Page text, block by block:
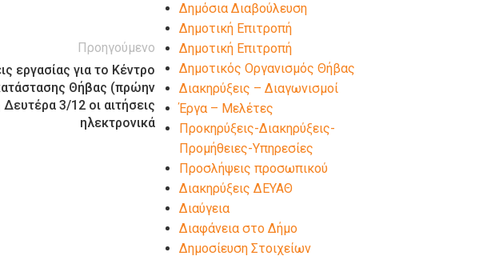
Προηγούμενο
εργασίας για το Κέντρο
Θήβας (πρώην
3/12 οι αιτήσεις
ηλεκτρονικά
Δημόσια Διαβούλευση
Δημοτική Επιτροπή
Δημοτική Επιτροπή
Δημοτικός Οργανισμός Θήβας
Διακηρύξεις – Διαγωνισμοί
Έργα – Μελέτες
Προκηρύξεις-Διακηρύξεις-
Προμήθειες-Υπηρεσίες
Προσλήψεις προσωπικού
Διακηρύξεις ΔΕΥΑΘ
Διαύγεια
Διαφάνεια στο Δήμο
Δημοσίευση Στοιχείων